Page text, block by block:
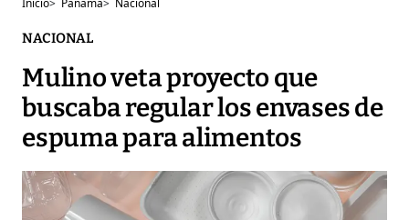
Inicio> Panamá> Nacional
NACIONAL
Mulino veta proyecto que
buscaba regular los envases de
espuma para alimentos